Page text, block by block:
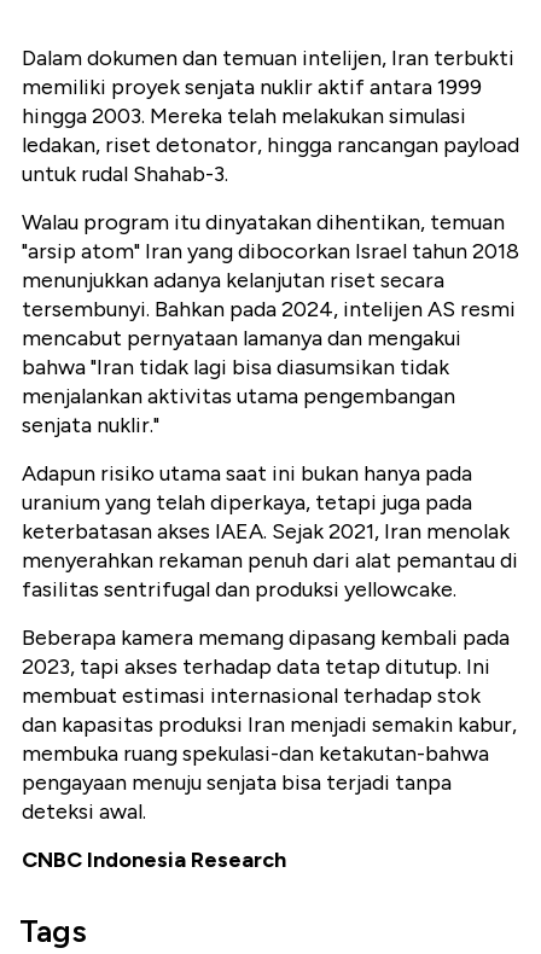
Dalam dokumen dan temuan intelijen, Iran terbukti
memiliki proyek senjata nuklir aktif antara 1999
hingga 2003. Mereka telah melakukan simulasi
ledakan, riset detonator, hingga rancangan payload
untuk rudal Shahab-3.
Walau program itu dinyatakan dihentikan, temuan
"arsip atom" Iran yang dibocorkan Israel tahun 2018
menunjukkan adanya kelanjutan riset secara
tersembunyi. Bahkan pada 2024, intelijen AS resmi
mencabut pernyataan lamanya dan mengakui
bahwa "Iran tidak lagi bisa diasumsikan tidak
menjalankan aktivitas utama pengembangan
senjata nuklir."
Adapun risiko utama saat ini bukan hanya pada
uranium yang telah diperkaya, tetapi juga pada
keterbatasan akses IAEA. Sejak 2021, Iran menolak
menyerahkan rekaman penuh dari alat pemantau di
fasilitas sentrifugal dan produksi yellowcake.
Beberapa kamera memang dipasang kembali pada
2023, tapi akses terhadap data tetap ditutup. Ini
membuat estimasi internasional terhadap stok
dan kapasitas produksi Iran menjadi semakin kabur,
membuka ruang spekulasi-dan ketakutan-bahwa
pengayaan menuju senjata bisa terjadi tanpa
deteksi awal.
CNBC Indonesia Research
Tags